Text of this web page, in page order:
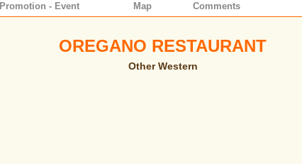
Promotion - Event Map Comments
OREGANO RESTAURANT
Other Western